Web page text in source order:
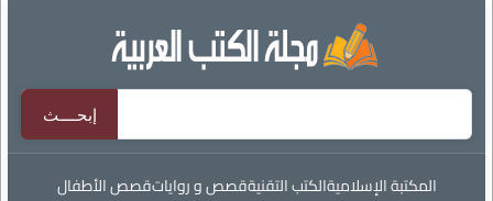
المكتبة الإسلاميةالكتب التقنيةقصص و رواياتقصص الأطفال